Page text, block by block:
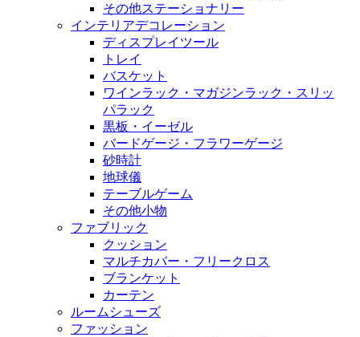
その他ステーショナリー
インテリアデコレーション
ディスプレイツール
トレイ
バスケット
ワインラック・マガジンラック・スリッ
パラック
黒板・イーゼル
バードゲージ・フラワーゲージ
砂時計
地球儀
テーブルゲーム
その他小物
ファブリック
クッション
マルチカバー・フリークロス
ブランケット
カーテン
ルームシューズ
ファッション